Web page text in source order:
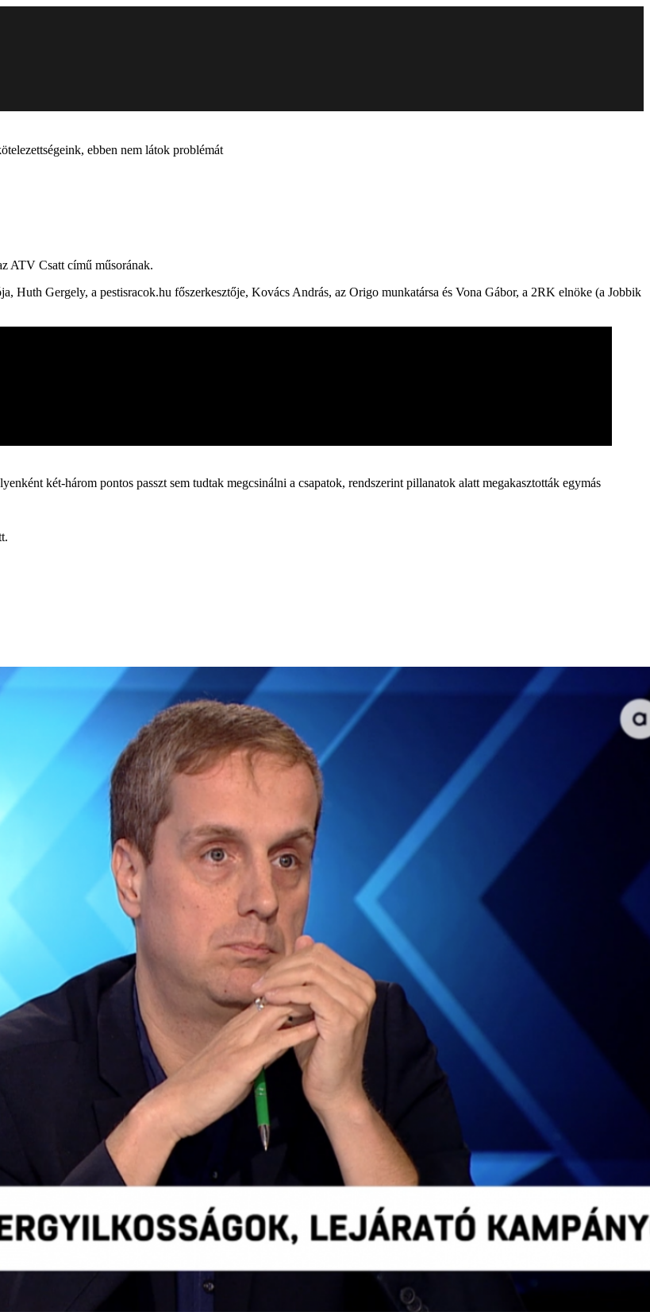
ebben nem látok problémát
ATV Csatt című műsorának.
Huth Gergely, a pestisracok.hu főszerkesztője, Kovács András, az Origo munkatársa és Vona Gábor, a 2RK elnöke (a Jobbik
két-három pontos passzt sem tudtak megcsinálni a csapatok, rendszerint pillanatok alatt megakasztották egymás